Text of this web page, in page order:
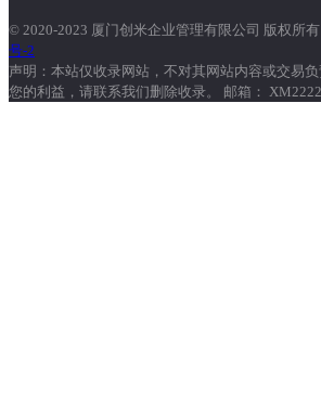
© 2020-2023 厦门创米企业管理有限公司 版权所有
号-2
声明：本站仅收录网站，不对其网站内容或交易
您的利益，请联系我们删除收录。 邮箱：